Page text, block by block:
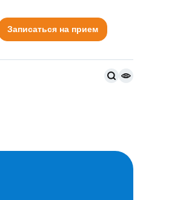
Записаться на прием